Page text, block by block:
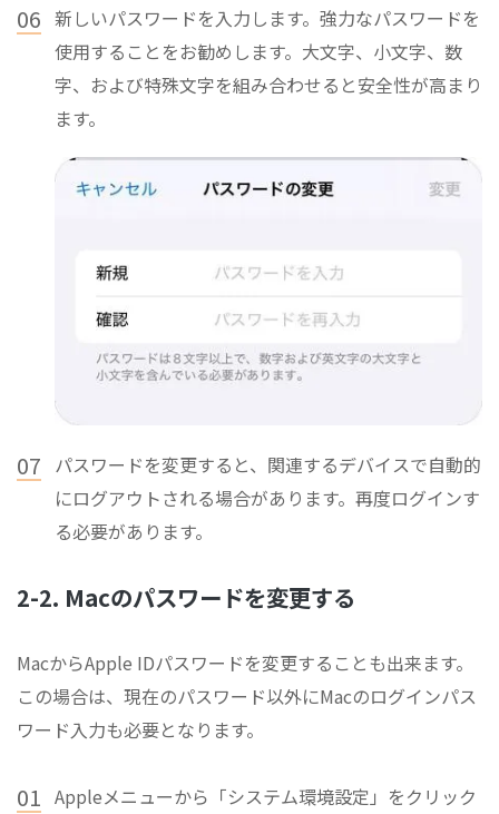
06 新しいパスワードを入力します。強力なパスワードを
使用することをお勧めします。大文字、小文字、数
字、および特殊文字を組み合わせると安全性が高まり
ます。
07
パスワードを変更すると、関連するデバイスで自動的
にログアウトされる場合があります。再度ログインす
る必要があります。
2-2. Macのパスワードを変更する
MacからApple IDパスワードを変更することも出来ます。
この場合は、現在のパスワード以外にMacのログインパス
ワード入力も必要となります。
01 Appleメニューから「システム環境設定」をクリック